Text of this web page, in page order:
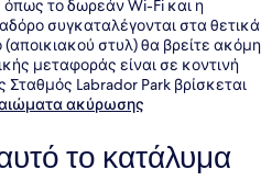
το δωρεάν Wi-Fi και η
συγκαταλέγονται στα θετικά
(αποικιακού στυλ) θα βρείτε ακόμη
μεταφοράς είναι σε κοντινή
Labrador Park βρίσκεται
ακύρωσης
το κατάλυμα